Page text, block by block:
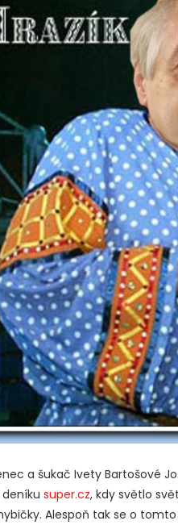
a šukač Ivety Bartošové
super.cz, kdy světlo
Alespoň tak se o